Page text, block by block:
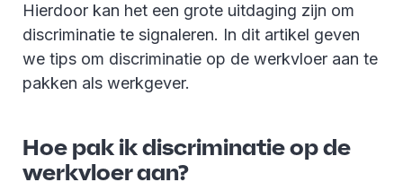
Hierdoor kan het een grote uitdaging zijn om
discriminatie te signaleren. In dit artikel geven
we tips om discriminatie op de werkvloer aan te
pakken als werkgever.
Hoe pak ik discriminatie op de
werkvloer aan?